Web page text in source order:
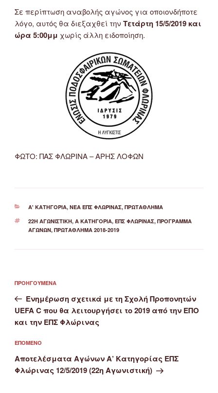
Σε περίπτωση αναβολής αγώνος για οποιονδήποτε
λόγο, αυτός θα διεξαχθεί την Τετάρτη 15/5/2019 και
ώρα 5:00μμ χωρίς άλλη ειδοποίηση.
ΦΩΤΟ: ΠΑΣ ΦΛΩΡΙΝΑ – ΑΡΗΣ ΛΟΦΩΝ
ΚΑΤΗΓΟΡΊΕΣ
Α' ΚΑΤΗΓΟΡΊΑ, ΝΈΑ ΕΠΣ ΦΛΏΡΙΝΑΣ, ΠΡΩΤΆΘΛΗΜΑ
ΕΤΙΚΈΤΕΣ
22Η ΑΓΩΝΙΣΤΙΚΉ, Α ΚΑΤΗΓΟΡΊΑ, ΕΠΣ ΦΛΏΡΙΝΑΣ, ΠΡΌΓΡΑΜΜΑ
ΑΓΏΝΩΝ, ΠΡΩΤΆΘΛΗΜΑ 2018-2019
άρθρων
Προηγούμενο
άρθρο
ΠΡΟΗΓΟΎΜΕΝΑ
Ενημέρωση σχετικά με τη Σχολή Προπονητών
UEFA C που θα λειτουργήσει το 2019 από την ΕΠΟ
και την ΕΠΣ Φλώρινας
Επόμενο
άρθρο
ΕΠΌΜΕΝΟ
Αποτελέσματα Αγώνων Α’ Κατηγορίας ΕΠΣ
Φλώρινας 12/5/2019 (22η Αγωνιστική)